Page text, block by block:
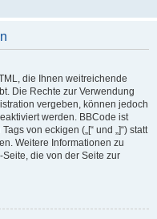
die Ihnen weitreichende
Die Rechte zur Verwendung
vergeben, können jedoch
werden. BBCode ist
von eckigen („[“ und „]“) statt
Weitere Informationen zu
die von der Seite zur